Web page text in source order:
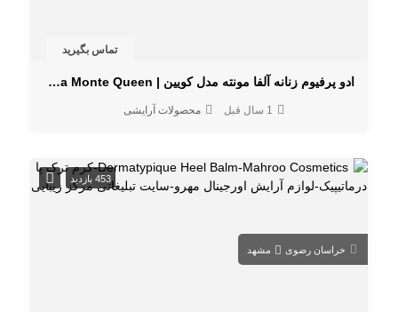
تماس بگیرید
ادو پرفیوم زنانه آلفا مونته مدل کویین | Alfa Monte Queen با رایحه ملایم و ماندگار
1 سال قبل محصولات آرایشی
453 بازدید
خراسان رضوی مشهد